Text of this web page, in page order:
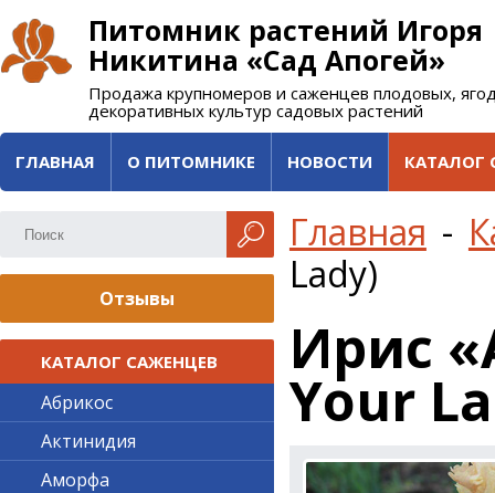
Питомник растений Игоря
Никитина «Сад Апогей»
Продажа крупномеров и саженцев плодовых,
декоративных культур садовых растений
ГЛАВНАЯ О ПИТОМНИКЕ НОВОСТИ КАТАЛОГ
Главная -
Lady)
Ирис
Your
Отзывы
КАТАЛОГ САЖЕНЦЕВ
Абрикос
Актинидия
Аморфа